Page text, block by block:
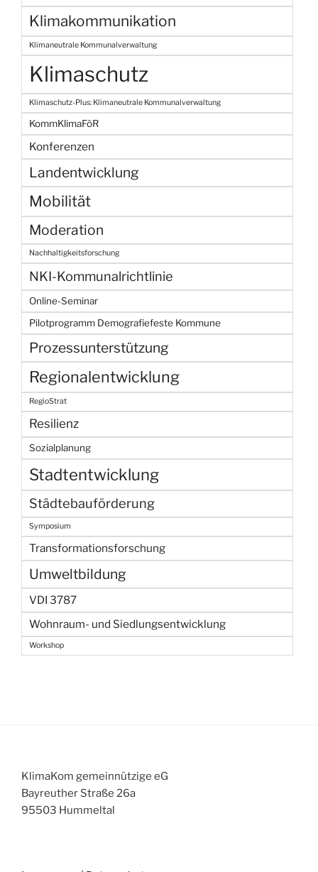
Klimakommunikation
Klimaneutrale Kommunalverwaltung
Klimaschutz
Klimaschutz-Plus: Klimaneutrale Kommunalverwaltung
KommKlimaFöR
Konferenzen
Landentwicklung
Mobilität
Moderation
Nachhaltigkeitsforschung
NKI-Kommunalrichtlinie
Online-Seminar
Pilotprogramm Demografiefeste Kommune
Prozessunterstützung
Regionalentwicklung
RegioStrat
Resilienz
Sozialplanung
Stadtentwicklung
Städtebauförderung
Symposium
Transformationsforschung
Umweltbildung
VDI 3787
Wohnraum- und Siedlungsentwicklung
Workshop
KlimaKom gemeinnützige eG
Bayreuther Straße 26a
95503 Hummeltal